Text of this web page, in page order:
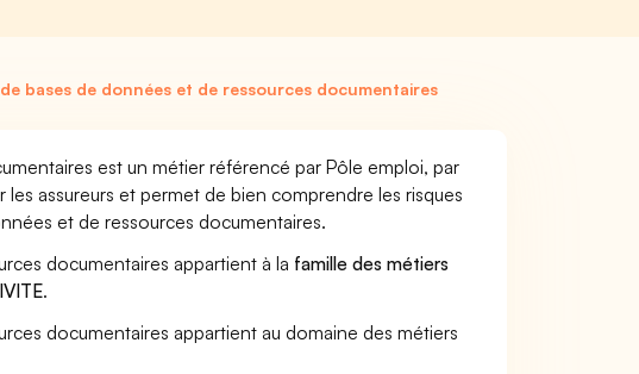
bases de données et de ressources documentaires
est un métier référencé par Pôle emploi, par
assureurs et permet de bien comprendre les risques
et de ressources documentaires.
documentaires appartient à la famille des métiers
.
documentaires appartient au domaine des métiers